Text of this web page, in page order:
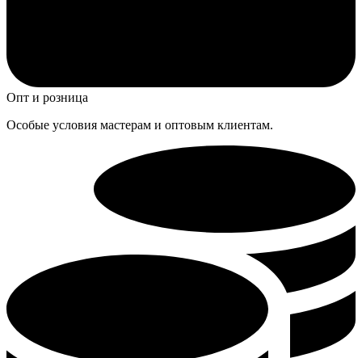
Опт и розница
Особые условия мастерам и оптовым клиентам.